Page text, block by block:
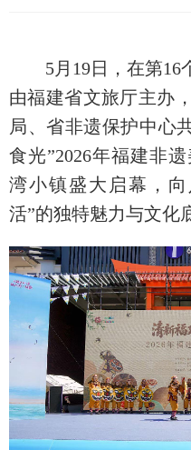
5月19日，在第16
由福建省文旅厅主办
局、省非遗保护中心
食光”2026年福建非
湾小镇盛大启幕，
活”的独特魅力与文化